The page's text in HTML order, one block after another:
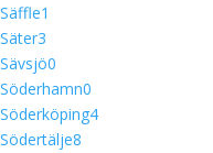
Säffle1
Säter3
Sävsjö0
Söderhamn0
Söderköping4
Södertälje8